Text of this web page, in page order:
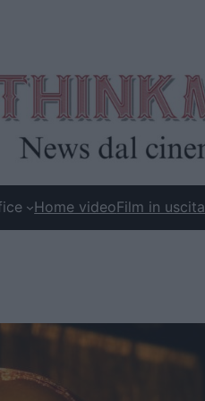
Home videoFilm in uscita